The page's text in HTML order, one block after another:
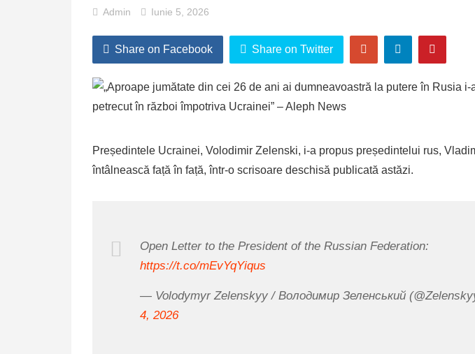
Admin Iunie 5, 2026
Share on Facebook Share on Twitter
Președintele Ucrainei, Volodimir Zelenski, i-a propus președintelui rus,
întâlnească față în față, într-o scrisoare deschisă publicată astăzi.
Open Letter to the President of the Russian Federation:
https://t.co/mEvYqYiqus
— Volodymyr Zelenskyy / Володимир Зеленський
4, 2026